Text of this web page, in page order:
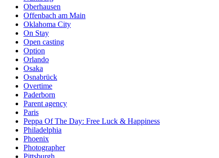
Oberhausen
Offenbach am Main
Oklahoma City
On Stay
Open casting
Option
Orlando
Osaka
Osnabrück
Overtime
Paderborn
Parent agency
Paris
Peppa Of The Day: Free Luck & Happiness
Philadelphia
Phoenix
Photographer
Pittsburgh